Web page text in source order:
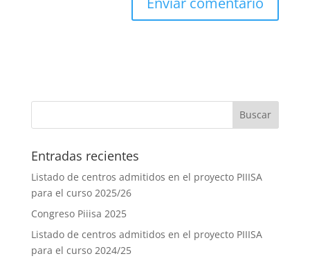
Entradas recientes
Listado de centros admitidos en el proyecto PIIISA
para el curso 2025/26
Congreso Piiisa 2025
Listado de centros admitidos en el proyecto PIIISA
para el curso 2024/25